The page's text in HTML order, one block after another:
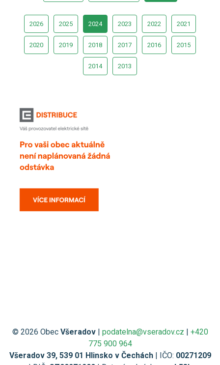
2026 2025 2024 2023 2022 2021
2020 2019 2018 2017 2016 2015
2014 2013
© 2026 Obec Všeradov| podatelna@vseradov.cz | +420
775 900 964
Všeradov 39, 539 01 Hlinsko v Čechách| IČO: 00271209